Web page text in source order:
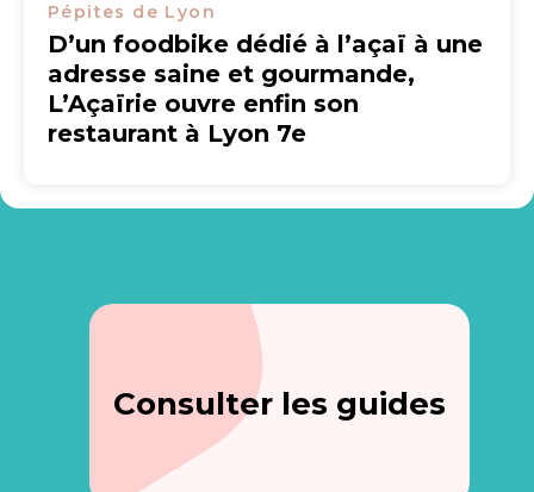
Pépites de Lyon
D’un foodbike dédié à l’açaï à une
adresse saine et gourmande,
L’Açaïrie ouvre enfin son
restaurant à Lyon 7e
Consulter les guides